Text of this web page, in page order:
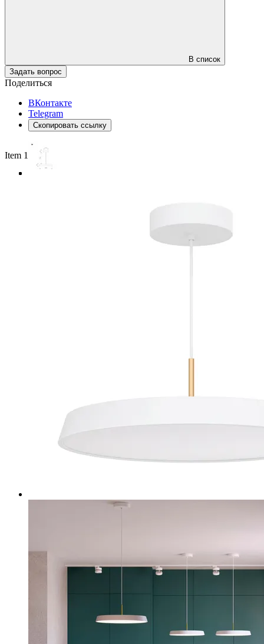
В список
Задать вопрос
Поделиться
ВКонтакте
Telegram
Скопировать ссылку
Item 1 of 3